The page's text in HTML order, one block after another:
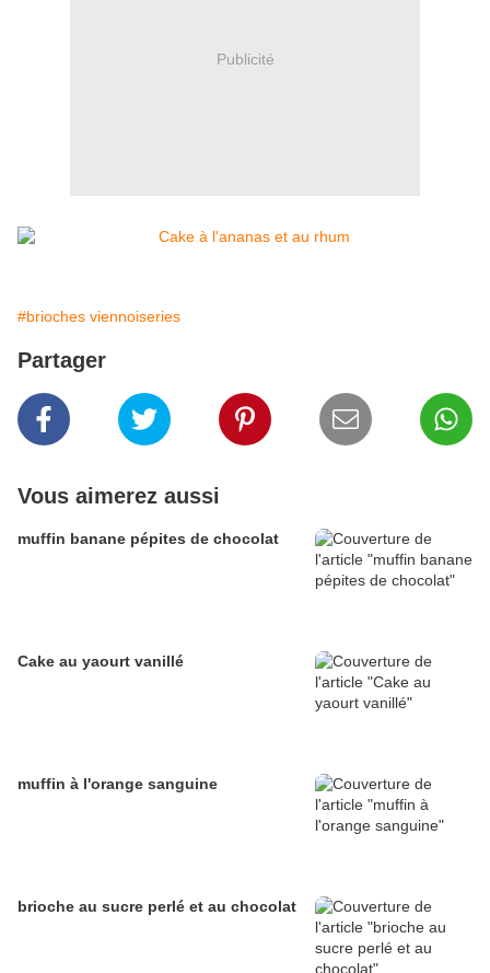
Publicité
#brioches viennoiseries
Partager
Vous aimerez aussi
muffin banane pépites de chocolat
Cake au yaourt vanillé
muffin à l'orange sanguine
brioche au sucre perlé et au chocolat